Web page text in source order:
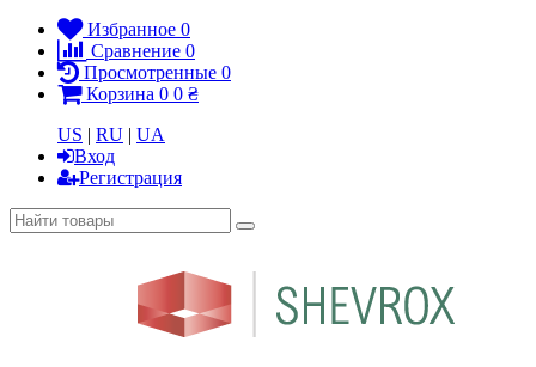
Избранное 0
Сравнение 0
Просмотренные 0
Корзина 0 0 ₴
US | RU | UA
Вход
Регистрация